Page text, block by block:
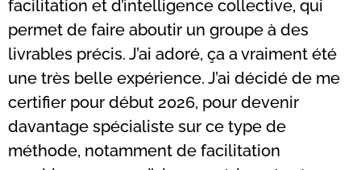
facilitation et d’intelligence collective, qui
permet de faire aboutir un groupe à des
livrables précis. J’ai adoré, ça a vraiment été
une très belle expérience. J’ai décidé de me
certifier pour début 2026, pour devenir
davantage spécialiste sur ce type de
méthode, notamment de facilitation